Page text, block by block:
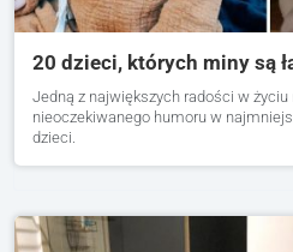
20 dzieci, których miny są
Jedną z największych radości w
nieoczekiwanego humoru w
dzieci.